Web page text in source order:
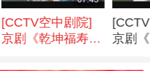
[CCTV空中剧院]
京剧《乾坤福寿
京剧